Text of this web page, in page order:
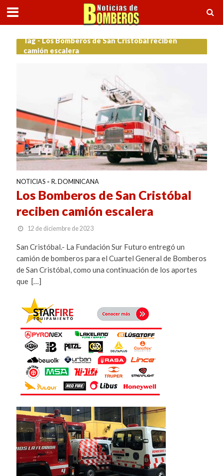
Tag - Los Bomberos de San Cristóbal reciben
camión escalera
NOTICIAS • R. DOMINICANA
Los Bomberos de San Cristóbal
reciben camión escalera
12 de diciembre de 2023
San Cristóbal.- La Fundación Sur Futuro entregó un
camión de bomberos para el Cuartel General de Bomberos
de San Cristóbal, como una continuación de los aportes
que […]